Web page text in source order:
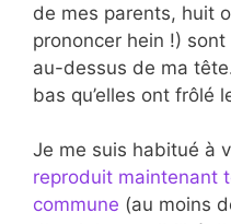
de mes parents, huit
prononcer hein !)
au-dessus de ma
bas qu’elles ont frôlé
Je me suis habitué à
reproduit maintenant
commune (au moins